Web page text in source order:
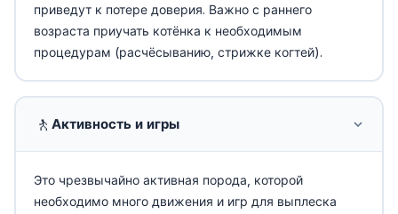
приведут к потере доверия. Важно с раннего
возраста приучать котёнка к необходимым
процедурам (расчёсыванию, стрижке когтей).
🚶 Активность и игры
Это чрезвычайно активная порода, которой
необходимо много движения и игр для выплеска